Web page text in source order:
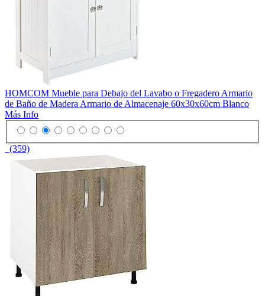
HOMCOM Mueble para Debajo del Lavabo o Fregadero Armario
de Baño de Madera Armario de Almacenaje 60x30x60cm Blanco
Más Info
(359)